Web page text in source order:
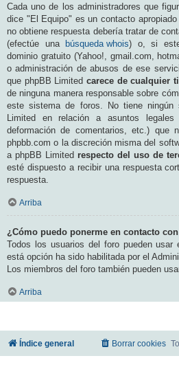
Cada uno de los administradores que
dice "El Equipo" es un contacto
no obtiene respuesta debería tratar de
(efectúe una
búsqueda whois) o, si
dominio gratuito (Yahoo!, gmail.com,
o administración de abusos de ese
que phpBB Limited carece de cualquier
de ninguna manera responsable sobre
este sistema de foros. No tiene ningún
Limited en relación a asuntos legales
deformación de comentarios, etc.) que
phpbb.com o la discreción misma del
a phpBB Limited respecto del uso de
esté dispuesto a recibir una respuesta
respuesta.
Arriba
¿Cómo puedo ponerme en contacto
Todos los usuarios del foro pueden usar
está opción ha sido habilitada por el
Los miembros del foro también pueden
Arriba
Índice general Borrar cookies